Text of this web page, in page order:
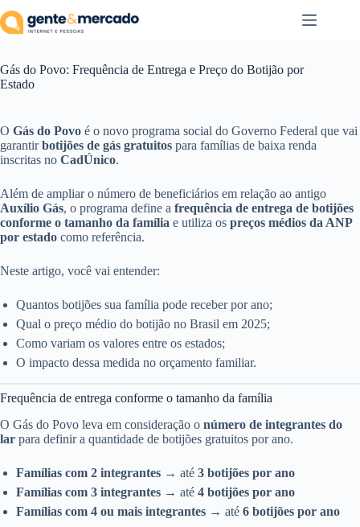
para
o
Gás do Povo: Frequência de Entrega e Preço do Botijão por
Estado
O Gás do Povo é o novo programa social do Governo Federal que vai
garantirbotijões de gás gratuitos para famílias de baixa renda
inscritas no CadÚnico.
Além de ampliar o número de beneficiários em relação ao antigo
Auxílio Gás, o programa define a frequência de entrega de botijões
conforme o tamanho da família e utiliza os preços médios da ANP
por estado como referência.
Neste artigo, você vai entender:
Quantos botijões sua família pode receber por ano;
Qual o preço médio do botijão no Brasil em 2025;
Como variam os valores entre os estados;
O impacto dessa medida no orçamento familiar.
Frequência de entrega conforme o tamanho da família
O Gás do Povo leva em consideração o número de integrantes do
lar para definir a quantidade de botijões gratuitos por ano.
Famílias com 2 integrantes → até 3 botijões por ano
Famílias com 3 integrantes → até 4 botijões por ano
Famílias com 4 ou mais integrantes → até 6 botijões por ano